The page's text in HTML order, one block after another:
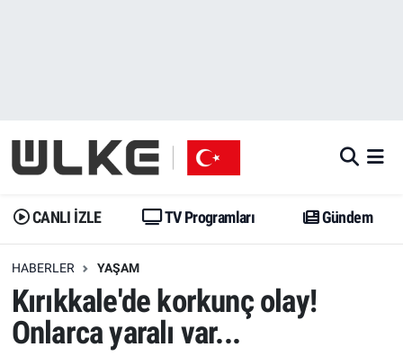
CANLI İZLE TV Programları Gündem
HABERLER YAŞAM
Kırıkkale'de korkunç olay!
Onlarca yaralı var...
Gündem
Dünya
Erişim Bilgileri
Ekonomi
Gündem
Trend
Erişim Bilgileri
Spor
İstanbul Namaz Vakitleri
Trafik Durumu
Erişim Bilgileri
Tüm Manşetler